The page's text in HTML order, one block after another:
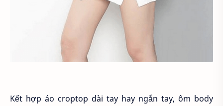
Kết hợp áo croptop dài tay hay ngắn tay, ôm body